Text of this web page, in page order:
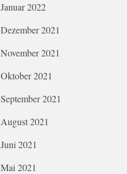
Januar 2022
Dezember 2021
November 2021
Oktober 2021
September 2021
August 2021
Juni 2021
Mai 2021